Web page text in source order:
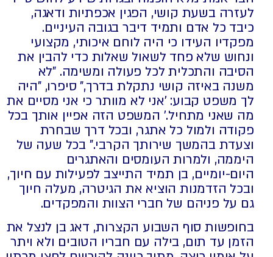
לעזרה בשעת קושי, הפגין אכפתיות ודאגה,
כיבד כל אדם ותמיד דיבר בגובה העיניים.
מפקדיו העידו כי היה לוחם איכותי, מקצועי
ונחוש שלא פחד לשאול שאלות כדי להבין את
הסיבה והתכלית לכל פעולה ומשימה. "לא
משנה באיזה קושי נתקלת בדרך," סיפרו, "היה
לך משפט קבוע: 'אני לא מוותר כי אני מסיים את
מה שאני מתחיל.' המשפט הזה אפיין אותך בכל
פקודה ולמול כל אתגר, ובכל דרך שבחרת
וצעדת בהמשך שירותך הקרבי." בכל שעה של
היממה, ולמרות העומסים והאתגרים
היום-יומיים, בן תמיד התייצב לפעילות עם חיוך,
ובכל הזדמנות הוציא את הגיטרה, מעלה חיוך
גם על פניהם של חברי הצוות והמפקדים.
בחופשות סוף השבוע הקצרות, דאג בן לנצל את
הזמן עד תום, בילה עם חבריו הטובים ולא ויתר